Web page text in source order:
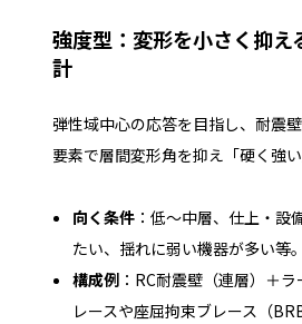
強度型：変形を小さく抑
計
弾性域中心の応答を目指し、耐震
要素で層間変形角を抑え「硬く強い
向く条件 ：低〜中層、仕上・設
たい、揺れに弱い機器が多い等。
構成例 ：RC耐震壁（連層）＋
レースや座屈拘束ブレース（